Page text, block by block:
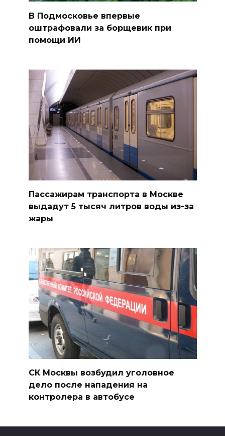
В Подмосковье впервые
оштрафовали за борщевик при
помощи ИИ
Пассажирам транспорта в Москве
выдадут 5 тысяч литров воды из-за
жары
СК Москвы возбудил уголовное
дело после нападения на
контролера в автобусе